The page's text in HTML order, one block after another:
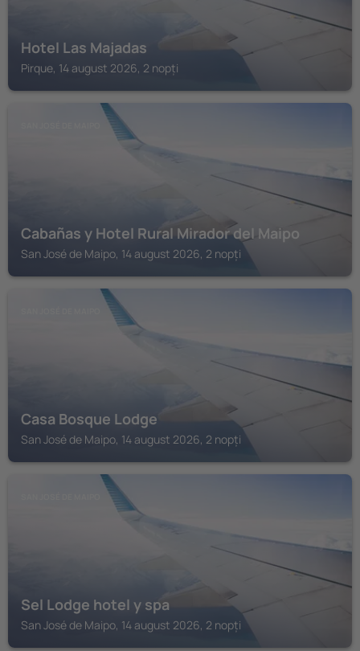
Hotel Las Majadas
Pirque, 14 august 2026, 2 nopți
Cabañas y Hotel Rural Mirador del Maipo
San José de Maipo, 14 august 2026, 2 nopți
Casa Bosque Lodge
San José de Maipo, 14 august 2026, 2 nopți
Sel Lodge hotel y spa
San José de Maipo, 14 august 2026, 2 nopți